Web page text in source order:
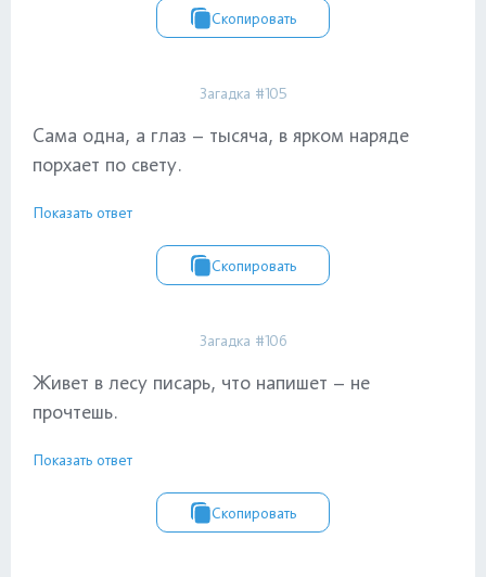
Скопировать
Загадка #105
Сама одна, а глаз – тысяча, в ярком наряде
порхает по свету.
Показать ответ
Скопировать
Загадка #106
Живет в лесу писарь, что напишет – не
прочтешь.
Показать ответ
Скопировать